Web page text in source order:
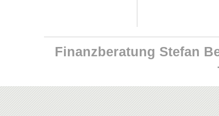
Finanzberatung Stefan